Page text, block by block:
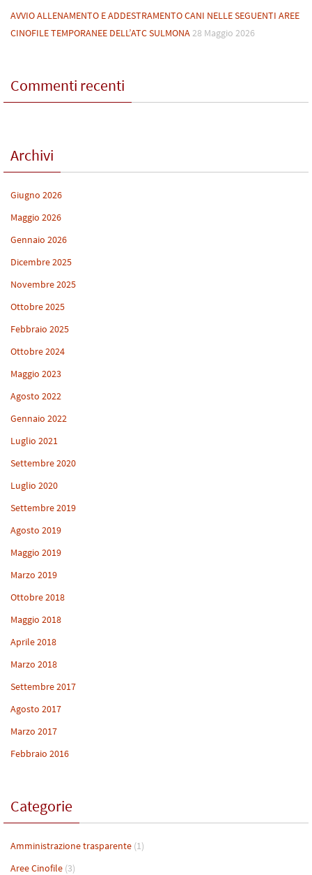
AVVIO ALLENAMENTO E ADDESTRAMENTO CANI NELLE SEGUENTI AREE
CINOFILE TEMPORANEE DELL’ATC SULMONA28 Maggio 2026
Commenti recenti
Archivi
Giugno 2026
Maggio 2026
Gennaio 2026
Dicembre 2025
Novembre 2025
Ottobre 2025
Febbraio 2025
Ottobre 2024
Maggio 2023
Agosto 2022
Gennaio 2022
Luglio 2021
Settembre 2020
Luglio 2020
Settembre 2019
Agosto 2019
Maggio 2019
Marzo 2019
Ottobre 2018
Maggio 2018
Aprile 2018
Marzo 2018
Settembre 2017
Agosto 2017
Marzo 2017
Febbraio 2016
Categorie
Amministrazione trasparente (1)
Aree Cinofile (3)